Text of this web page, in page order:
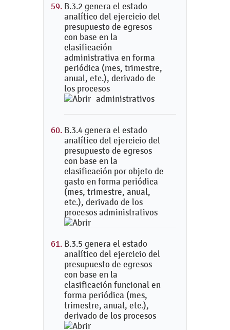
B.3.2 genera el estado
analítico del ejercicio del
presupuesto de egresos
con base en la
clasificación
administrativa en forma
periódica (mes, trimestre,
anual, etc.), derivado de
los procesos
administrativos
B.3.4 genera el estado
analítico del ejercicio del
presupuesto de egresos
con base en la
clasificación por objeto de
gasto en forma periódica
(mes, trimestre, anual,
etc.), derivado de los
procesos administrativos
B.3.5 genera el estado
analítico del ejercicio del
presupuesto de egresos
con base en la
clasificación funcional en
forma periódica (mes,
trimestre, anual, etc.),
derivado de los procesos